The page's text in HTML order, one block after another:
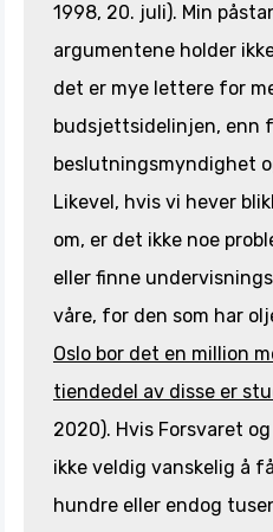
1998, 20. juli). Min
argumentene holder
det er mye lettere for
budsjettsidelinjen, enn
beslutningsmyndighet
Likevel, hvis vi hever
om, er det ikke noe
eller finne
våre, for den som har
Oslo bor det en million
tiendedel av disse er
2020). Hvis Forsvaret
ikke veldig vanskelig å
hundre eller endog